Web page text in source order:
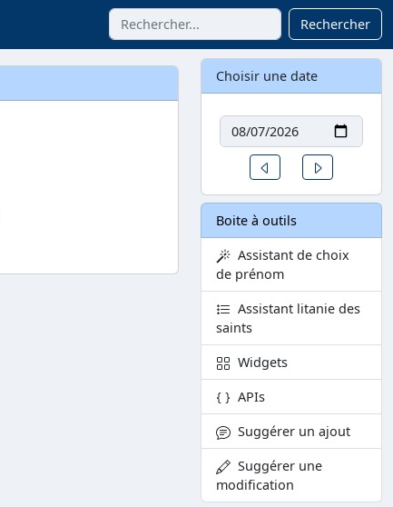
Rechercher
Choisir une date
Date
Un jour avant
Boite à outils
Assistant de choix
de prénom
Assistant litanie des
saints
Widgets
APIs
Suggérer un ajout
Suggérer une
modification